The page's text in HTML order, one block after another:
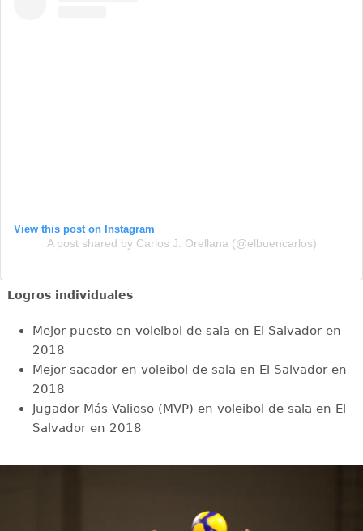
View this post on Instagram
A post shared by Carlos J. Orellana (@elbuencarlos)
Logros individuales
Mejor puesto en voleibol de sala en El Salvador en
2018
Mejor sacador en voleibol de sala en El Salvador en
2018
Jugador Más Valioso (MVP) en voleibol de sala en El
Salvador en 2018